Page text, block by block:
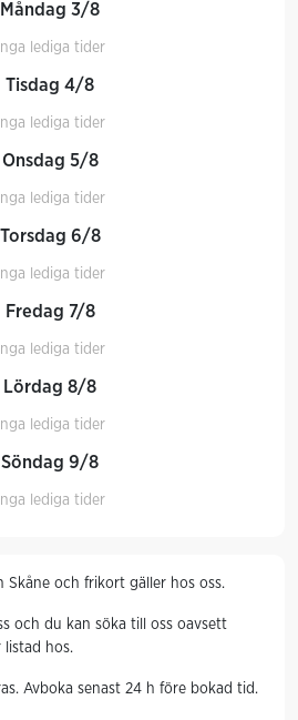
Måndag 3/8
Inga lediga tider
Tisdag 4/8
Inga lediga tider
Onsdag 5/8
Inga lediga tider
Torsdag 6/8
Inga lediga tider
Fredag 7/8
Inga lediga tider
Lördag 8/8
Inga lediga tider
Söndag 9/8
Inga lediga tider
Skåne och frikort gäller hos oss.
och du kan söka till oss oavsett
listad hos.
Avboka senast 24 h före bokad tid.